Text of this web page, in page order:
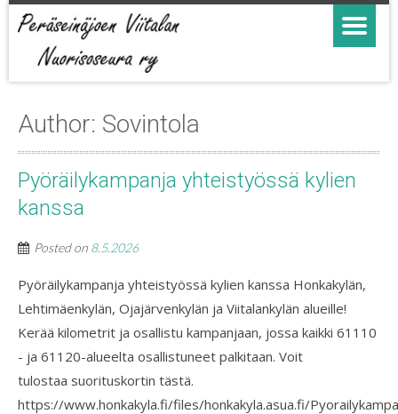
Author: Sovintola
Pyöräilykampanja yhteistyössä kylien
kanssa
Posted on 8.5.2026
Pyöräilykampanja yhteistyössä kylien kanssa Honkakylän,
Lehtimäenkylän, Ojajärvenkylän ja Viitalankylän alueille!
Kerää kilometrit ja osallistu kampanjaan, jossa kaikki 61110
- ja 61120-alueelta osallistuneet palkitaan. Voit
tulostaa suorituskortin tästä.
https://www.honkakyla.fi/files/honkakyla.asua.fi/